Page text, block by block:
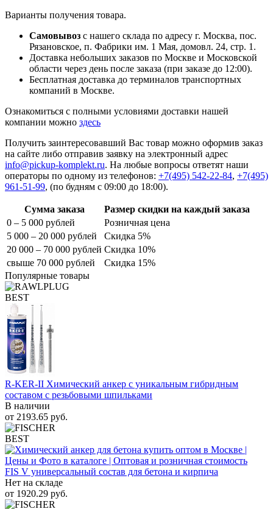
Варианты получения товара.
Самовывоз с нашего склада по адресу г. Москва, пос.
Рязановское, п. Фабрики им. 1 Мая, домовл. 24, стр. 1.
Доставка небольших заказов по Москве и Московской
области через день после заказа (при заказе до 12:00).
Бесплатная доставка до терминалов транспортных
компаний в Москве.
Ознакомиться с полными условиями доставки нашей
компании можно здесь
Получить заинтересовавший Вас товар можно оформив заказ
на сайте либо отправив заявку на электронный адрес
info@pickup-komplekt.ru. На любые вопросы ответят наши
операторы по одному из телефонов: +7(495) 542-22-84, +7(495)
961-51-99, (по будням с 09:00 до 18:00).
Сумма заказа
Размер скидки на каждый заказа
0 – 5 000 рублей
Розничная цена
5 000 – 20 000 рублей
Скидка 5%
20 000 – 70 000 рублей Скидка 10%
свыше 70 000 рублей
Скидка 15%
Популярные товары
BEST
R-KER-II Химический анкер с уникальным гибридным
составом с резьбовыми шпильками
В наличии
от 2193.65 руб.
BEST
FIS V универсальный состав для бетона и кирпича
Нет на складе
от 1920.29 руб.